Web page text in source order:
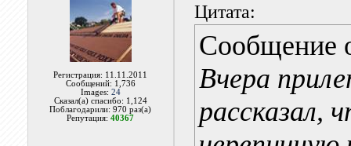
Регистрация: 11.11.2011
Сообщений: 1,736
Images: 24
Сказал(а) спасибо: 1,124
Поблагодарили: 970 раз(а)
Репутация:40367
Цитата:
Сообщение
Вчера
рассказал,